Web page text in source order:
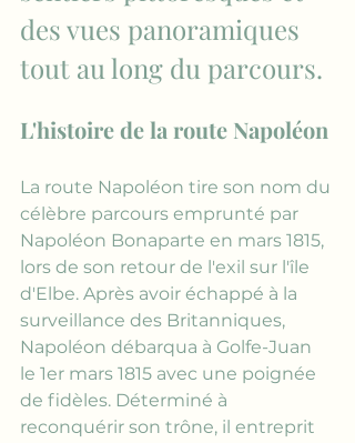
des vues panoramiques
tout au long du parcours.
L'histoire de la route Napoléon
La route Napoléon tire son nom du
célèbre parcours emprunté par
Napoléon Bonaparte en mars 1815,
lors de son retour de l'exil sur l'île
d'Elbe. Après avoir échappé à la
surveillance des Britanniques,
Napoléon débarqua à Golfe-Juan
le 1er mars 1815 avec une poignée
de fidèles. Déterminé à
reconquérir son trône, il entreprit